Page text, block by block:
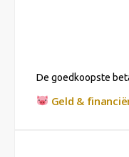
De goedkoopste
Geld &